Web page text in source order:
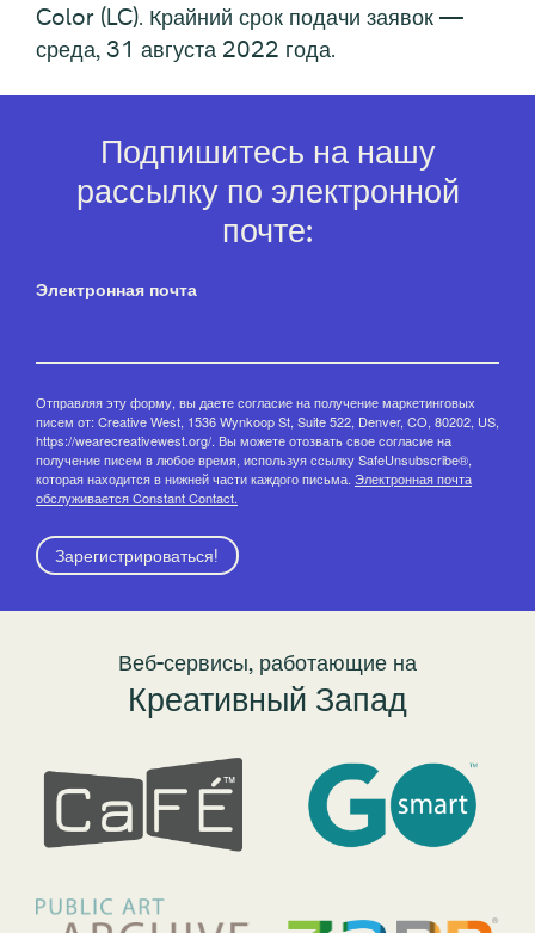
Color (LC). Крайний срок подачи заявок —
среда, 31 августа 2022 года.
Подпишитесь на нашу
рассылку по электронной
почте:
Электронная почта
Отправляя эту форму, вы даете согласие на получение маркетинговых
писем от: Creative West, 1536 Wynkoop St, Suite 522, Denver, CO, 80202, US,
https://wearecreativewest.org/. Вы можете отозвать свое согласие на
получение писем в любое время, используя ссылку SafeUnsubscribe®,
которая находится в нижней части каждого письма. Электронная почта
обслуживается Constant Contact.
Зарегистрироваться!
Веб-сервисы, работающие на
Креативный Запад